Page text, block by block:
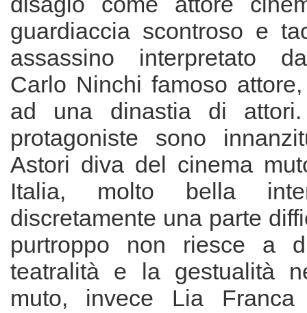
guardiaccia scontroso e
assassino interpretato
Carlo Ninchi famoso
ad una dinastia di
protagoniste sono
Astori diva del cinema
Italia, molto bella
discretamente una parte
purtroppo non riesce a
teatralità e la gestualità
muto, invece Lia Franca